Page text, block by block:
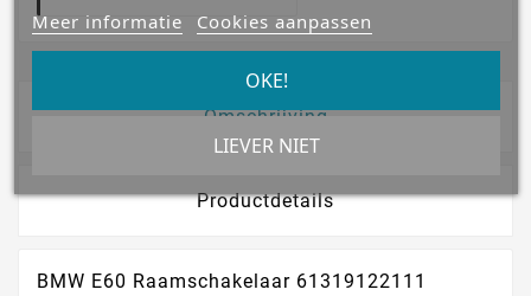
Omschrijving
Productdetails
BMW E60 Raamschakelaar 61319122111
Meer informatie Cookies aanpassen
LIEVER NIET
OKE!